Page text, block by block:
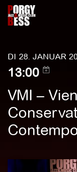
DI 28. JANUAR
13:00
VMI –